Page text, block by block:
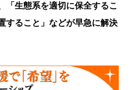
「生態系を適切に保全するこ
すること」などが早急に解決